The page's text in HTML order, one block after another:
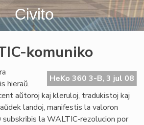
Civito
komuniko
HeKo 360 3-B, 3 jul 08
hieraŭ.
aŭtoroj kaj kleruloj, tradukistoj kaj
landoj, manifestis la valoron
la WALTIC-rezolucion por